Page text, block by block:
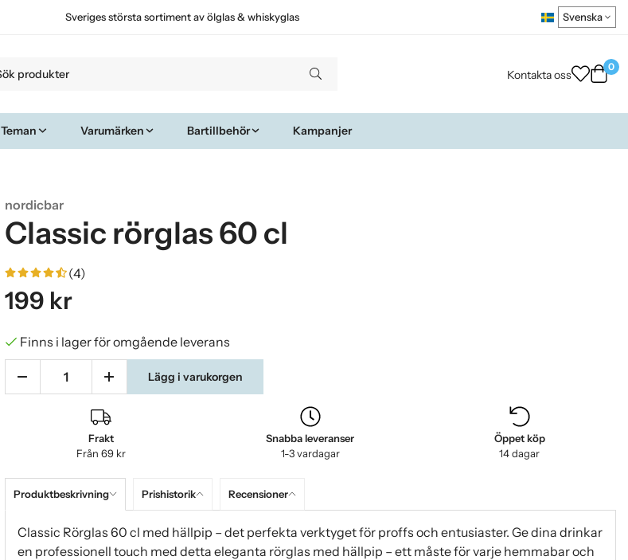
Sveriges största sortiment av ölglas & whiskyglas
Kontakta oss
0
Teman Varumärken Bartillbehör Kampanjer
nordicbar
Classic rörglas 60 cl
(4)
199 kr
Finns i lager för omgående leverans
Lägg i varukorgen
Frakt
Från 69 kr
Snabba leveranser
1-3 vardagar
Öppet köp
14 dagar
Produktbeskrivning Prishistorik Recensioner
Classic Rörglas 60 cl med hällpip – det perfekta verktyget för proffs och entusiaster. Ge dina drinkar
en professionell touch med detta eleganta rörglas med hällpip – ett måste för varje hemmabar och